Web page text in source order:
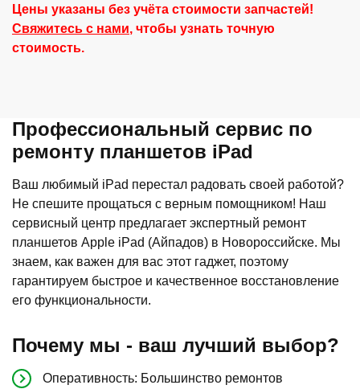
Цены указаны без учёта стоимости запчастей!
Свяжитесь с нами, чтобы узнать точную
стоимость.
Профессиональный сервис по
ремонту планшетов iPad
Ваш любимый iPad перестал радовать своей работой?
Не спешите прощаться с верным помощником! Наш
сервисный центр предлагает экспертный ремонт
планшетов Apple iPad (Айпадов) в Новороссийске. Мы
знаем, как важен для вас этот гаджет, поэтому
гарантируем быстрое и качественное восстановление
его функциональности.
Почему мы - ваш лучший выбор?
Оперативность: Большинство ремонтов